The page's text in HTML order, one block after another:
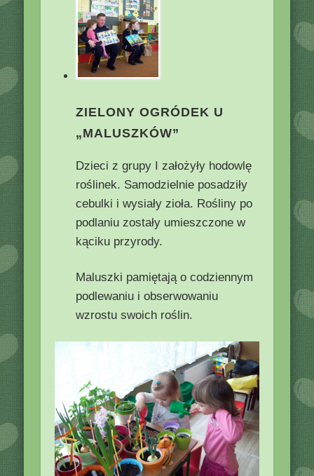
ZIELONY OGRÓDEK U
„MALUSZKÓW”
Dzieci z grupy I założyły hodowlę
roślinek. Samodzielnie posadziły
cebulki i wysiały zioła. Rośliny po
podlaniu zostały umieszczone w
kąciku przyrody.
Maluszki pamiętają o codziennym
podlewaniu i obserwowaniu
wzrostu swoich roślin.